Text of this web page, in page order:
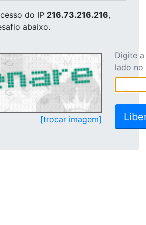
do IP 216.73.216.216,
abaixo.
[trocar imagem]
Digite
lado no